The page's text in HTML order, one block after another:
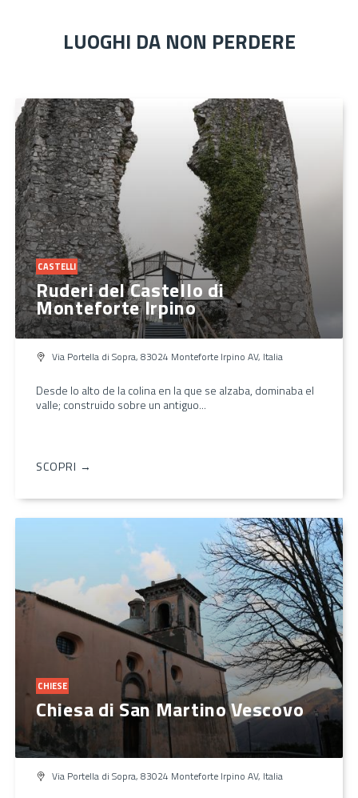
LUOGHI DA NON PERDERE
CASTELLI
Ruderi del Castello di
Monteforte Irpino
Via Portella di Sopra, 83024 Monteforte Irpino AV, Italia
Desde lo alto de la colina en la que se alzaba, dominaba el
valle; construido sobre un antiguo...
SCOPRI →
CHIESE
Chiesa di San Martino Vescovo
Via Portella di Sopra, 83024 Monteforte Irpino AV, Italia